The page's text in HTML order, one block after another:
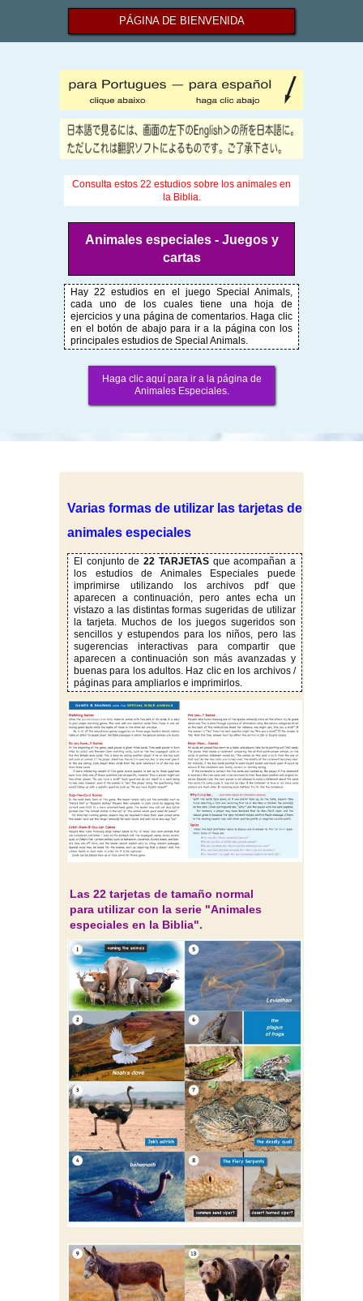
PÁGINA DE BIENVENIDA
Consulta estos 22 estudios sobre los animales en
la Biblia.
Animales especiales - Juegos y
cartas
Hay 22 estudios en el juego Special Animals,
cada uno de los cuales tiene una hoja de
ejercicios y una página de comentarios. Haga clic
en el botón de abajo para ir a la página con los
principales estudios de Special Animals.
Haga clic aquí para ir a la página de
Animales Especiales.
Varias formas de utilizar las tarjetas de
animales especiales
El conjunto de22 TARJETASque acompañan a
los estudios de Animales Especiales puede
imprimirse utilizando los archivos pdf que
aparecen a continuación, pero antes echa un
vistazo a las distintas formas sugeridas de utilizar
la tarjeta. Muchos de los juegos sugeridos son
sencillos y estupendos para los niños, pero las
sugerencias interactivas para compartir que
aparecen a continuación son más avanzadas y
buenas para los adultos. Haz clic en los archivos /
páginas para ampliarlos e imprimirlos.
Las 22 tarjetas de tamaño normal
para utilizar con la serie "Animales
especiales en la Biblia".